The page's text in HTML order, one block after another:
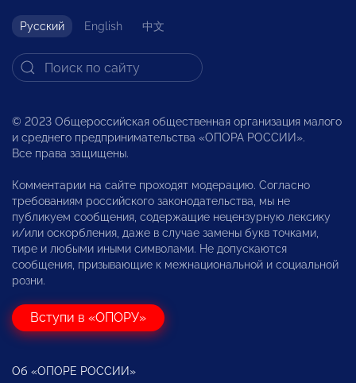
Русский English 中文
© 2023 Общероссийская общественная организация малого
и среднего предпринимательства «ОПОРА РОССИИ».
Все права защищены.
Комментарии на сайте проходят модерацию. Согласно
требованиям российского законодательства, мы не
публикуем сообщения, содержащие нецензурную лексику
и/или оскорбления, даже в случае замены букв точками,
тире и любыми иными символами. Не допускаются
сообщения, призывающие к межнациональной и социальной
розни.
Вступи в «ОПОРУ»
Об «ОПОРЕ РОССИИ»